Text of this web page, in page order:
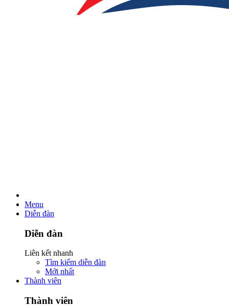
Menu
Diễn đàn
Diễn đàn
Liên kết nhanh
Tìm kiếm diễn đàn
Mới nhất
Thành viên
Thành viên